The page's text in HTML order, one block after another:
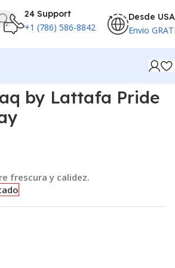
24 Support
+1 (786) 586-8842
Desde USA
Envio
by Lattafa Pride
frescura y calidez.